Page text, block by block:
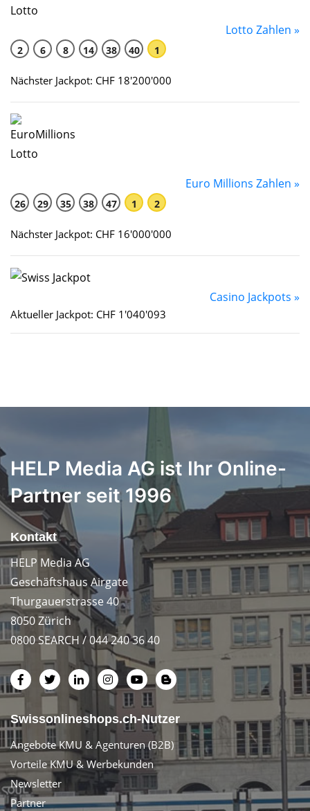
Lotto Zahlen »
2 6 8 14 38 40 1
Nächster Jackpot: CHF 18'200'000
Euro Millions Zahlen »
26 29 35 38 47 1 2
Nächster Jackpot: CHF 16'000'000
Casino Jackpots »
Aktueller Jackpot: CHF 1'040'093
HELP Media AG ist Ihr Online-
Partner seit 1996
Kontakt
HELP Media AG
Geschäftshaus Airgate
Thurgauerstrasse 40
8050 Zürich
0800 SEARCH / 044 240 36 40
Swissonlineshops.ch-Nutzer
Angebote KMU & Agenturen (B2B)
Vorteile KMU & Werbekunden
Newsletter
Partner